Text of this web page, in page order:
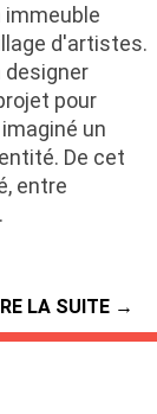
immeuble
d'artistes.
designer
pour
un
De cet
entre
LA SUITE →